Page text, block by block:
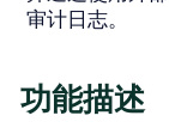
审计日志。
功能描述